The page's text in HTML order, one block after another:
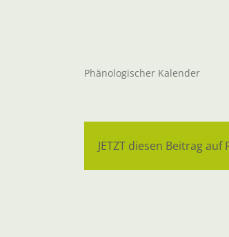
Phänologischer Kalender
JETZT diesen Beitrag